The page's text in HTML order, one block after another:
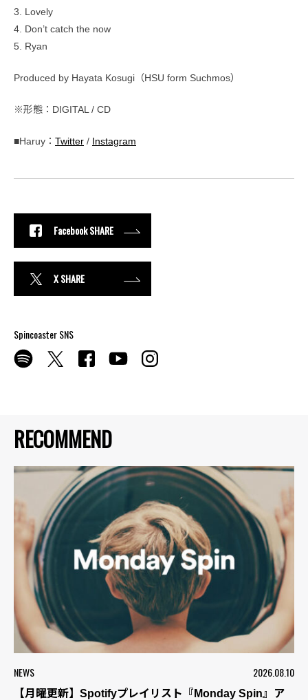
RECOMMEND
NEWS 2026.08.10
【月曜更新】Spotifyプレイリスト『Monday Spin』ア
3. Lovely
4. Don’t catch the now
5. Ryan
Produced by Hayata Kosugi（HSU form Suchmos）
※形態：DIGITAL / CD
■Haruy： Twitter / Instagram
Facebook SHARE
X SHARE
Spincoaster SNS